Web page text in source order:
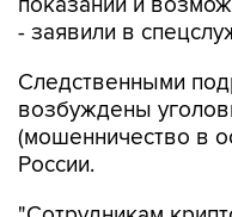
- заявили в
Следственными
возбуждены
(мошенничество в
России.